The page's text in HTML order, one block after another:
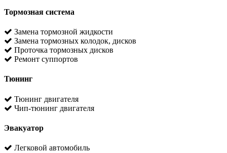
Тормозная система
Замена тормозной жидкости
Замена тормозных колодок, дисков
Проточка тормозных дисков
Ремонт суппортов
Тюнинг
Тюнинг двигателя
Чип-тюнинг двигателя
Эвакуатор
Легковой автомобиль